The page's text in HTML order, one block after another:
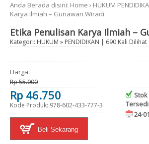
Anda Berada disini: Home › HUKUM
Karya Ilmiah – Gunawan Wiradi
Etika Penulisan Karya Ilmiah –
Kategori: HUKUM » PENDIDIKAN | 690 Kali Dilihat
Harga:
Rp 55.000
Rp 46.750
Kode Produk: 978-602-433-777-3
Stok
24-
Beli Sekarang